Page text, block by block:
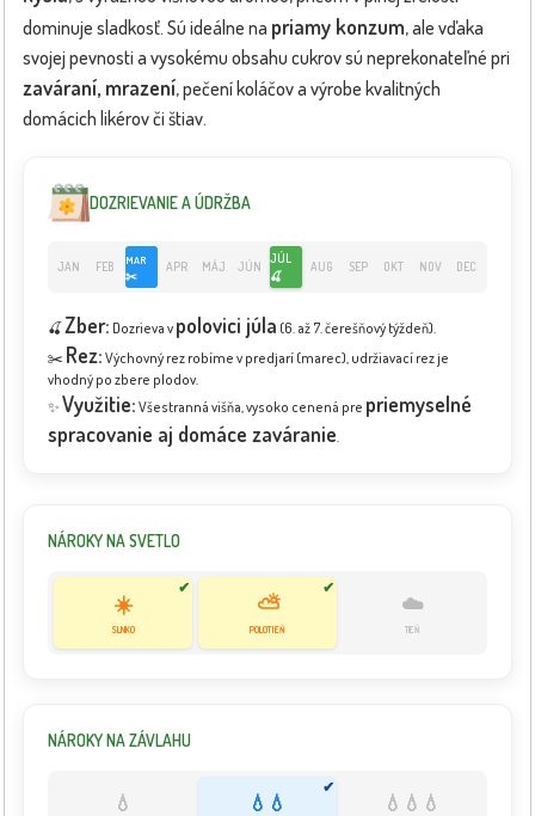
dominuje sladkosť. Sú ideálne na priamy konzum, ale vďaka
svojej pevnosti a vysokému obsahu cukrov sú neprekonateľné pri
zaváraní, mrazení, pečení koláčov a výrobe kvalitných
domácich likérov či štiav.
DOZRIEVANIE A ÚDRŽBA
JAN FEB
MAR
✂️
APR MÁJ JÚN
JÚL
🍒
AUG SEP OKT NOV DEC
🍒Zber: Dozrieva v polovici júla (6. až 7. čerešňový týždeň).
✂️ Rez: Výchovný rez robíme v predjarí (marec), udržiavací rez je
vhodný po zbere plodov.
✨ Využitie: Všestranná višňa, vysoko cenená pre priemyselné
spracovanie aj domáce zaváranie.
NÁROKY NA SVETLO
✔
☀️
SLNKO
✔
⛅
POLOTIEŇ
☁️
TIEŇ
NÁROKY NA ZÁVLAHU
💧
✔
💧💧 💧💧💧